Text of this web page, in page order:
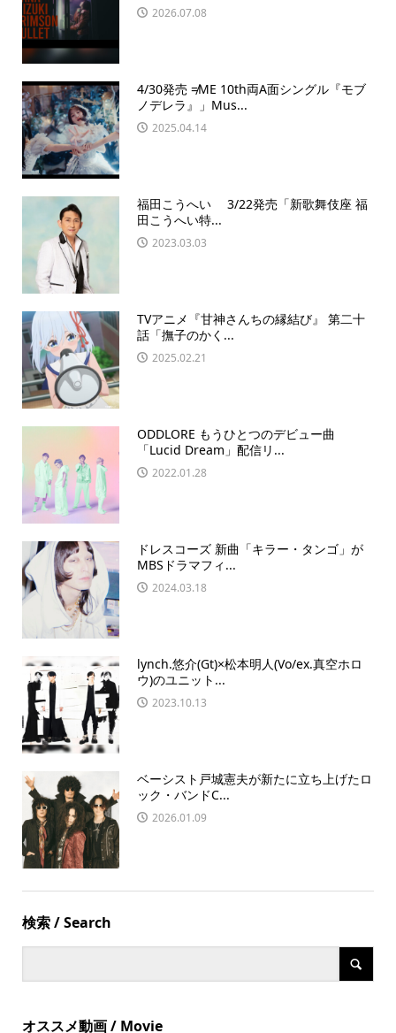
2026.07.08
4/30発売 ≠ME 10th両A面シングル『モブ
ノデレラ』」Mus...
2025.04.14
福田こうへい 3/22発売「新歌舞伎座 福
田こうへい特...
2023.03.03
TVアニメ『甘神さんちの縁結び』 第二十
話「撫子のかく...
2025.02.21
ODDLORE もうひとつのデビュー曲
「Lucid Dream」配信リ...
2022.01.28
ドレスコーズ 新曲「キラー・タンゴ」が
MBSドラマフィ...
2024.03.18
lynch.悠介(Gt)×松本明人(Vo/ex.真空ホロ
ウ)のユニット...
2023.10.13
ベーシスト戸城憲夫が新たに立ち上げたロ
ック・バンドC...
2026.01.09
検索 / Search
オススメ動画 / Movie